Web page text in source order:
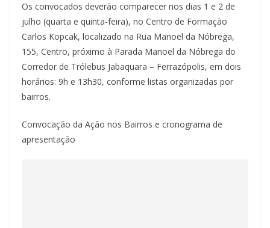
Os convocados deverão comparecer nos dias 1 e 2 de
julho (quarta e quinta-feira), no Centro de Formação
Carlos Kopcak, localizado na Rua Manoel da Nóbrega,
155, Centro, próximo à Parada Manoel da Nóbrega do
Corredor de Trólebus Jabaquara – Ferrazópolis, em dois
horários: 9h e 13h30, conforme listas organizadas por
bairros.
Convocação da Ação nos Bairros e cronograma de
apresentação